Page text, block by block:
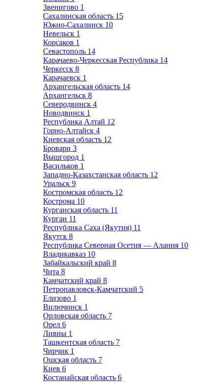
Звенигово 1
Сахалинская область 15
Южно-Сахалинск 10
Невельск 1
Корсаков 1
Севастополь 14
Карачаево-Черкесская Республика 14
Черкесск 8
Карачаевск 1
Архангельская область 14
Архангельск 8
Северодвинск 4
Новодвинск 1
Республика Алтай 12
Горно-Алтайск 4
Киевская область 12
Бровари 3
Вышгород 1
Васильков 1
Западно-Казахстанская область 12
Уральск 9
Костромская область 12
Кострома 10
Курганская область 11
Курган 11
Республика Саха (Якутия) 11
Якутск 8
Республика Северная Осетия — Алания 10
Владикавказ 10
Забайкальский край 8
Чита 8
Камчатский край 8
Петропавловск-Камчатский 5
Елизово 1
Вилючинск 1
Орловская область 7
Орел 6
Ливны 1
Ташкентская область 7
Чирчик 1
Ошская область 7
Киев 6
Костанайская область 6